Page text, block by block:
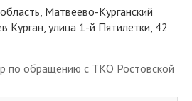
Матвеево-Курганский
Курган, улица 1-й Пятилетки, 42
по обращению с ТКО Ростовской